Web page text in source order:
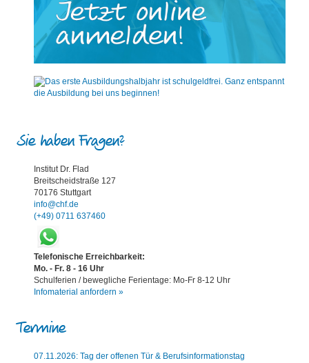
Sie haben Fragen?
Institut Dr. Flad
Breitscheidstraße 127
70176 Stuttgart
info@chf.de
(+49) 0711 637460
Telefonische Erreichbarkeit:
Mo. - Fr. 8 - 16 Uhr
Schulferien / bewegliche Ferientage: Mo-Fr 8-12 Uhr
Infomaterial anfordern »
Termine
07.11.2026: Tag der offenen Tür & Berufsinformationstag